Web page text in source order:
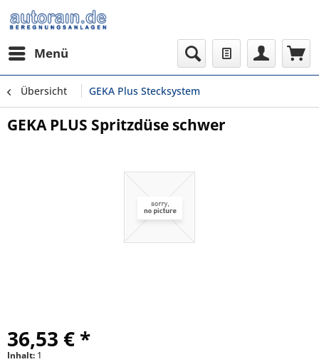
Menü
Übersicht GEKA Plus Stecksystem
GEKA PLUS Spritzdüse schwer
36,53 € *
Inhalt: 1